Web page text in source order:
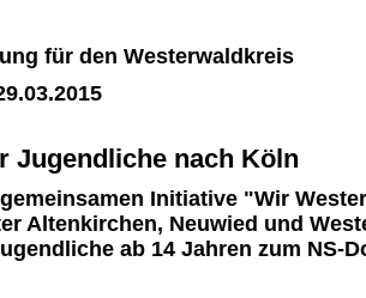
für den Westerwaldkreis
Jugendliche nach Köln
Initiative "Wir
Altenkirchen, Neuwied und
ab 14 Jahren zum NS-